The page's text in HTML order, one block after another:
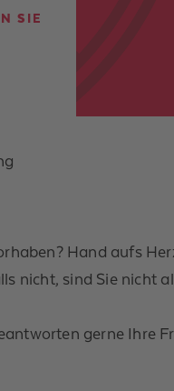
SIE
Hand aufs
nicht, sind Sie nicht
gerne Ihre